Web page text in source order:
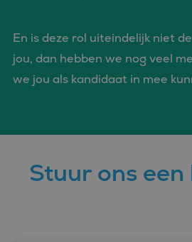
En is deze rol uiteindelijk niet
jou, dan hebben we nog veel
we jou als kandidaat in mee
Stuur ons